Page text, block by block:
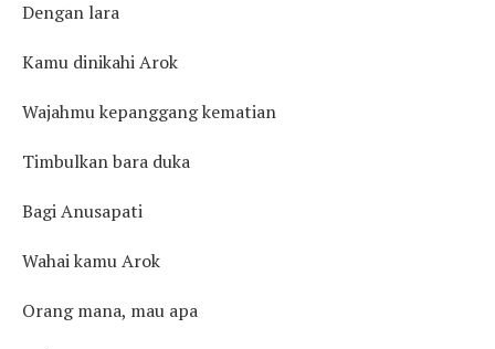
Dengan lara
Kamu dinikahi Arok
Wajahmu kepanggang kematian
Timbulkan bara duka
Bagi Anusapati
Wahai kamu Arok
Orang mana, mau apa